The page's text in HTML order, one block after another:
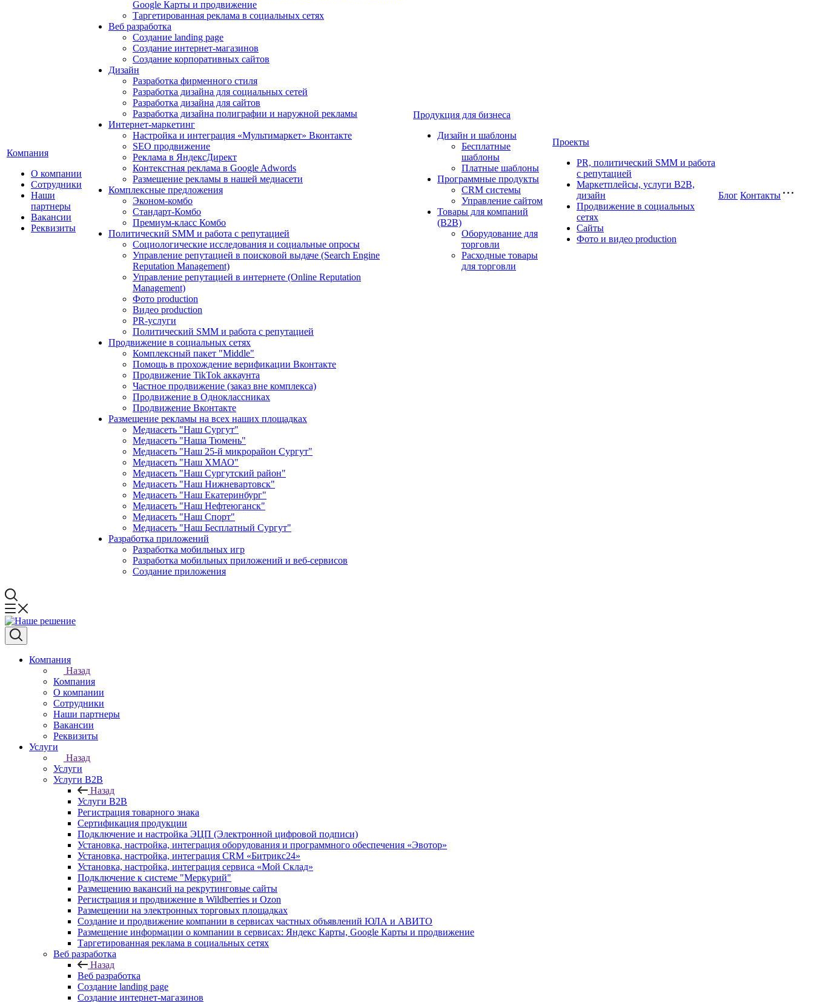
Компания
О компании
Сотрудники
Наши
партнеры
Вакансии
Реквизиты
Google Карты и продвижение
Таргетированная реклама в социальных сетях
Веб разработка
Создание landing page
Создание интернет-магазинов
Создание корпоративных сайтов
Дизайн
Разработка фирменного стиля
Разработка дизайна для социальных сетей
Разработка дизайна для сайтов
Разработка дизайна полиграфии и наружной рекламы
Интернет-маркетинг
Настройка и интеграция «Мультимаркет» Вконтакте
SEO продвижение
Реклама в ЯндексДирект
Контекстная реклама в Google Adwords
Размещение рекламы в нашей медиасети
Комплексные предложения
Эконом-комбо
Стандарт-Комбо
Премиум-класс Комбо
Политический SMM и работа с репутацией
Социологические исследования и социальные опросы
Управление репутацией в поисковой выдаче (Search Engine
Reputation Management)
Управление репутацией в интернете (Online Reputation
Management)
Фото production
Видео production
PR-услуги
Политический SMM и работа с репутацией
Продвижение в социальных сетях
Комплексный пакет "Middle"
Помощь в прохождение верификации Вконтакте
Продвижение TikTok аккаунта
Частное продвижение (заказ вне комплекса)
Продвижение в Одноклассниках
Продвижение Вконтакте
Размещение рекламы на всех наших площадках
Медиасеть "Наш Сургут"
Медиасеть "Наша Тюмень"
Медиасеть "Наш 25-й микрорайон Сургут"
Медиасеть "Наш ХМАО"
Медиасеть "Наш Сургутский район"
Медиасеть "Наш Нижневартовск"
Медиасеть "Наш Екатеринбург"
Медиасеть "Наш Нефтеюганск"
Медиасеть "Наш Спорт"
Медиасеть "Наш Бесплатный Сургут"
Разработка приложений
Разработка мобильных игр
Разработка мобильных приложений и веб-сервисов
Создание приложения
Продукция для бизнеса
Дизайн и шаблоны
Бесплатные
шаблоны
Платные шаблоны
Программные продукты
CRM системы
Управление сайтом
Товары для компаний
(B2B)
Оборудование для
торговли
Расходные товары
для торговли
Проекты
PR, политический SMM и работа
с репутацией
Маркетплейсы, услуги B2B,
дизайн
Продвижение в социальных
сетях
Сайты
Фото и видео production
Блог Контакты
Компания
Назад
Компания
О компании
Сотрудники
Наши партнеры
Вакансии
Реквизиты
Услуги
Назад
Услуги
Услуги B2B
Назад
Услуги B2B
Регистрация товарного знака
Сертификация продукции
Подключение и настройка ЭЦП (Электронной цифровой подписи)
Установка, настройка, интеграция оборудования и программного обеспечения «Эвотор»
Установка, настройка, интеграция CRM «Битрикс24»
Установка, настройка, интеграция сервиса «Мой Склад»
Подключение к системе "Меркурий"
Размещению вакансий на рекрутинговые сайты
Регистрация и продвижение в Wildberries и Ozon
Размещении на электронных торговых площадках
Создание и продвижение компании в сервисах частных объявлений ЮЛА и АВИТО
Размещение информации о компании в сервисах: Яндекс Карты, Google Карты и продвижение
Таргетированная реклама в социальных сетях
Веб разработка
Назад
Веб разработка
Создание landing page
Создание интернет-магазинов